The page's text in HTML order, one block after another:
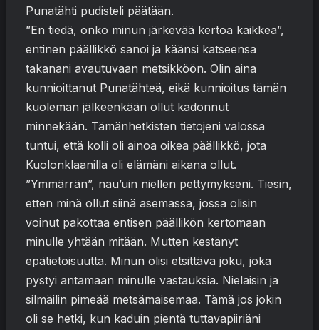
Punatähti pudisteli päätään.
”En tiedä, onko minun järkevää kertoa kaikkea”,
entinen päällikkö sanoi ja käänsi katseensa
takanani avautuvaan metsikköön. Olin aina
kunnioittanut Punatähteä, eikä kunnioitus tämän
kuoleman jälkeenkään ollut kadonnut
minnekään. Tämänhetkisten tietojeni valossa
tuntui, että kolli oli ainoa oikea päällikkö, jota
Kuolonklaanilla oli elämäni aikana ollut.
”Ymmärrän”, nau’uin niellen pettymykseni. Tiesin,
etten minä ollut siinä asemassa, jossa olisin
voinut pakottaa entisen päällikön kertomaan
minulle yhtään mitään. Mutten kestänyt
epätietoisuutta. Minun olisi etsittävä joku, joka
pystyi antamaan minulle vastauksia. Nielaisin ja
silmäilin pimeää metsämaisemaa. Tämä jos jokin
oli se hetki, kun kaduin pientä tuttavapiiriäni